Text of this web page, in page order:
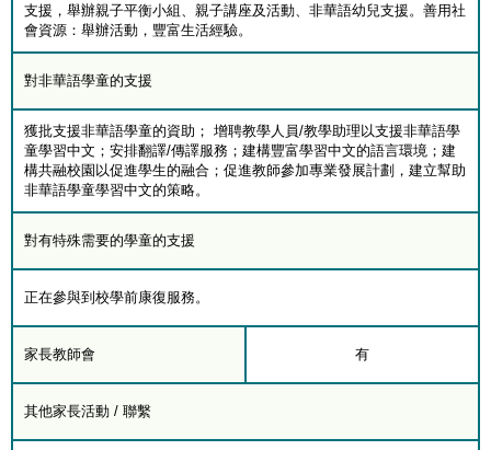
支援，舉辦親子平衡小組、親子講座及活動、非華語幼兒支援。善用社
會資源：舉辦活動，豐富生活經驗。
對非華語學童的支援
獲批支援非華語學童的資助； 增聘教學人員/教學助理以支援非華語學
童學習中文；安排翻譯/傳譯服務；建構豐富學習中文的語言環境；建
構共融校園以促進學生的融合；促進教師參加專業發展計劃，建立幫助
非華語學童學習中文的策略。
對有特殊需要的學童的支援
正在參與到校學前康復服務。
家長教師會 有
其他家長活動 / 聯繫